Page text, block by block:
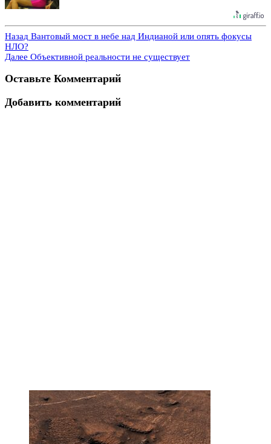
Назад Вантовый мост в небе над Индианой или опять фокусы
НЛО?
Далее Объективной реальности не существует
Оставьте Комментарий
Добавить комментарий